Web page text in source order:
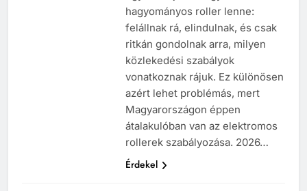
hagyományos roller lenne:
felállnak rá, elindulnak, és csak
ritkán gondolnak arra, milyen
közlekedési szabályok
vonatkoznak rájuk. Ez különösen
azért lehet problémás, mert
Magyarországon éppen
átalakulóban van az elektromos
rollerek szabályozása. 2026…
Érdekel